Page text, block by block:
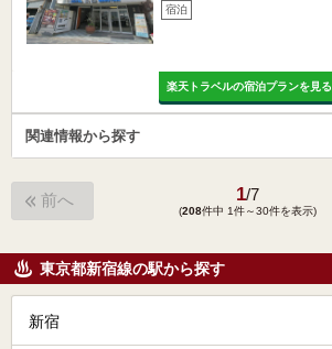
宿泊
楽天トラベルの宿泊プランを見る
関連情報から探す
前へ 1/7
(208件中 1件～30件を表示)
東京都新宿線の駅から探す
新宿